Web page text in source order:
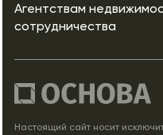
Агентствам
сотрудничества
Настоящий сайт носит